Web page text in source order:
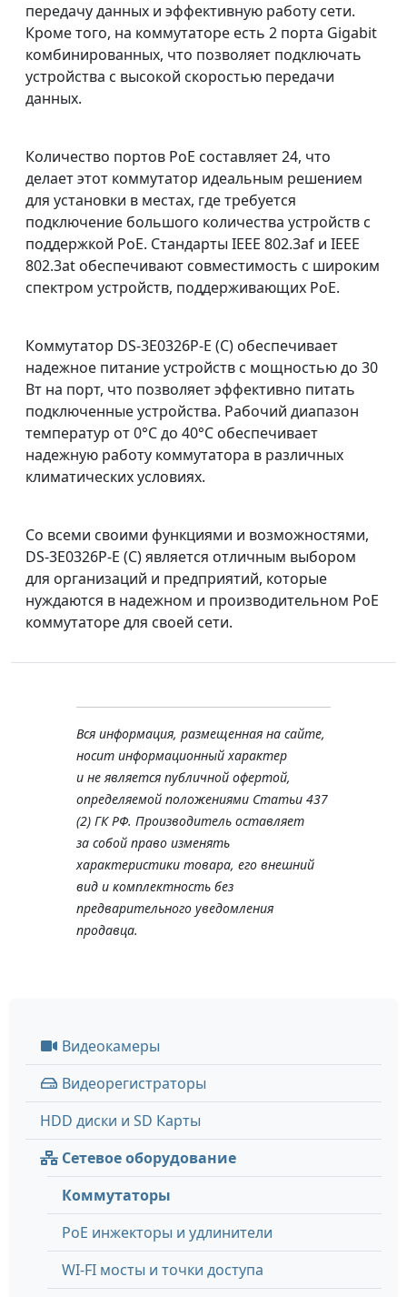
передачу данных и эффективную работу сети.
Кроме того, на коммутаторе есть 2 порта Gigabit
комбинированных, что позволяет подключать
устройства с высокой скоростью передачи
данных.
Количество портов PoE составляет 24, что
делает этот коммутатор идеальным решением
для установки в местах, где требуется
подключение большого количества устройств с
поддержкой PoE. Стандарты IEEE 802.3af и IEEE
802.3at обеспечивают совместимость с широким
спектром устройств, поддерживающих PoE.
Коммутатор DS-3E0326P-E (С) обеспечивает
надежное питание устройств с мощностью до 30
Вт на порт, что позволяет эффективно питать
подключенные устройства. Рабочий диапазон
температур от 0°C до 40°C обеспечивает
надежную работу коммутатора в различных
климатических условиях.
Со всеми своими функциями и возможностями,
DS-3E0326P-E (С) является отличным выбором
для организаций и предприятий, которые
нуждаются в надежном и производительном PoE
коммутаторе для своей сети.
Вся информация, размещенная на сайте,
носит информационный характер
и не является публичной офертой,
определяемой положениями Статьи 437
(2) ГК РФ. Производитель оставляет
за собой право изменять
характеристики товара, его внешний
вид и комплектность без
предварительного уведомления
продавца.
Видеокамеры
Видеорегистраторы
HDD диски и SD Карты
Сетевое оборудование
Коммутаторы
PoE инжекторы и удлинители
WI-FI мосты и точки доступа